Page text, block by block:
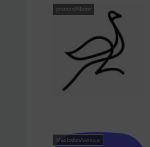
protocol/Nostr
Mastodon/service